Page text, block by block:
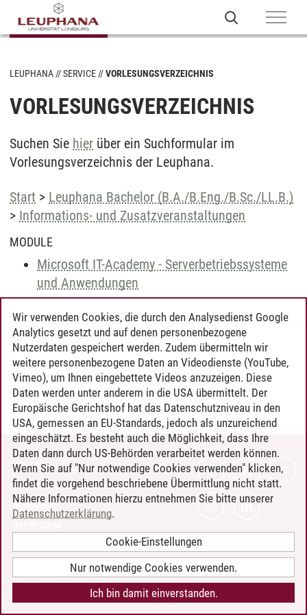
LEUPHANA SERVICE VORLESUNGSVERZEICHNIS
VORLESUNGSVERZEICHNIS
Suchen Sie hier über ein Suchformular im
Vorlesungsverzeichnis der Leuphana.
Start > Leuphana Bachelor (B.A./B.Eng./B.Sc./LL.B.)
> Informations- und Zusatzveranstaltungen
MODULE
Microsoft IT-Academy - Serverbetriebssysteme
und Anwendungen
Timo Leder /30.06.2024
KONTAKT
LEUPHANA ALS ARBEITGEBER
INTRANET
BARRIEREFREIHEIT
COOKIE-EINSTELLUNGEN
Wir verwenden Cookies, die durch den Analysedienst Google
Analytics gesetzt und auf denen personenbezogene
Nutzerdaten gespeichert werden. Zudem übermitteln wir
weitere personenbezogene Daten an Videodienste (YouTube,
Vimeo), um Ihnen eingebettete Videos anzuzeigen. Diese
Daten werden unter anderem in die USA übermittelt. Der
Europäische Gerichtshof hat das Datenschutzniveau in den
USA, gemessen an EU-Standards, jedoch als unzureichend
eingeschätzt. Es besteht auch die Möglichkeit, dass Ihre
Daten dann durch US-Behörden verarbeitet werden können.
Wenn Sie auf "Nur notwendige Cookies verwenden" klicken,
findet die vorgehend beschriebene Übermittlung nicht statt.
Nähere Informationen hierzu entnehmen Sie bitte unserer
Datenschutzerklärung.
Cookie-Einstellungen
Nur notwendige Cookies verwenden.
Ich bin damit einverstanden.